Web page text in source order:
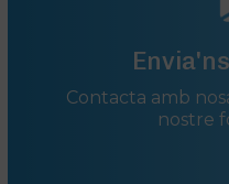
Contacta amb
nostre